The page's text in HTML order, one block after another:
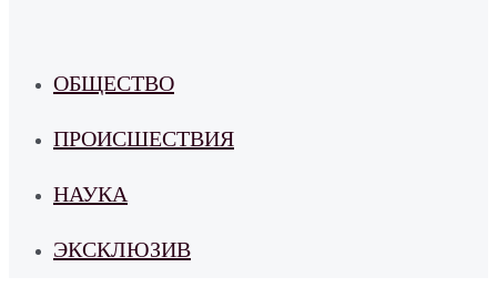
ОБЩЕСТВО
ПРОИСШЕСТВИЯ
НАУКА
ЭКСКЛЮЗИВ